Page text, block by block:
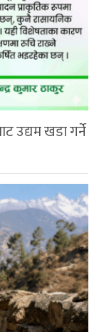
उद्यम खडा गर्ने